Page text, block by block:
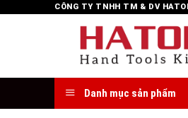
CÔNG TY TNHH TM & DV
Danh mục sản phẩm